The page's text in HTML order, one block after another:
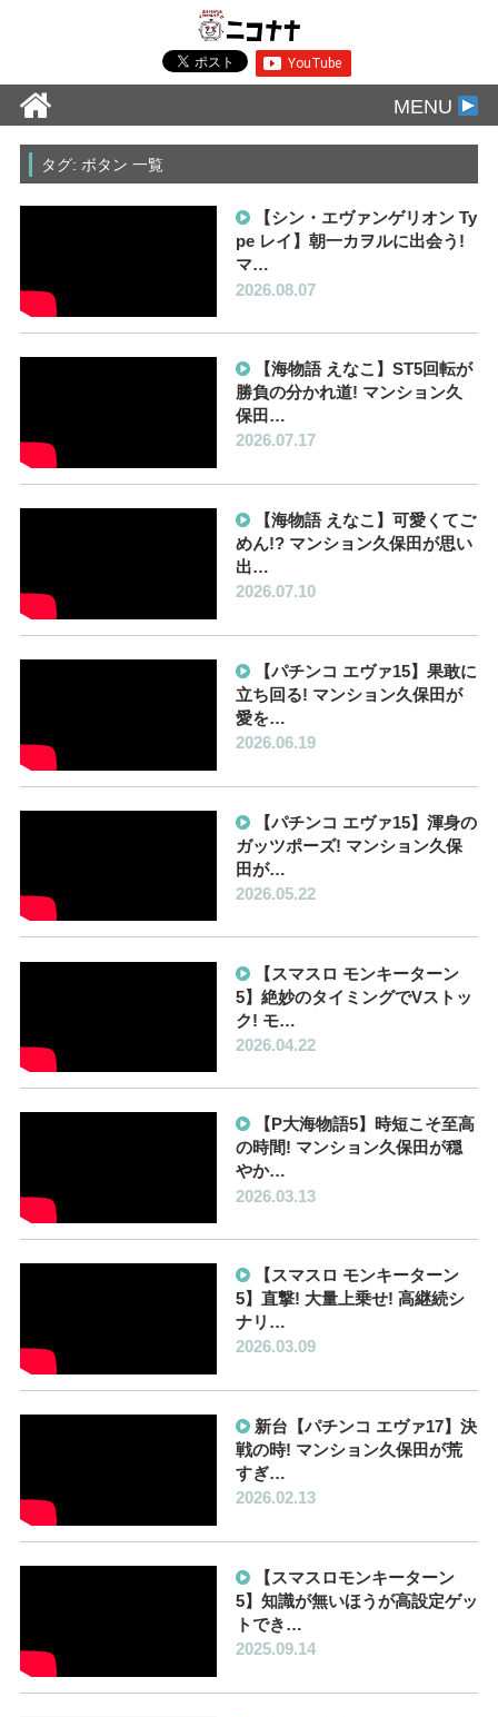
MENU
タグ: ボタン 一覧
【シン・エヴァンゲリオン Ty
pe レイ】朝一カヲルに出会う!
マ…
2026.08.07
【海物語 えなこ】ST5回転が
勝負の分かれ道! マンション久
保田…
2026.07.17
【海物語 えなこ】可愛くてご
めん!? マンション久保田が思い
出…
2026.07.10
【パチンコ エヴァ15】果敢に
立ち回る! マンション久保田が
愛を…
2026.06.19
【パチンコ エヴァ15】渾身の
ガッツポーズ! マンション久保
田が…
2026.05.22
【スマスロ モンキーターン
5】絶妙のタイミングでVストッ
ク! モ…
2026.04.22
【P大海物語5】時短こそ至高
の時間! マンション久保田が穏
やか…
2026.03.13
【スマスロ モンキーターン
5】直撃! 大量上乗せ! 高継続シ
ナリ…
2026.03.09
新台【パチンコ エヴァ17】決
戦の時! マンション久保田が荒
すぎ…
2026.02.13
【スマスロモンキーターン
5】知識が無いほうが高設定ゲッ
トでき…
2025.09.14